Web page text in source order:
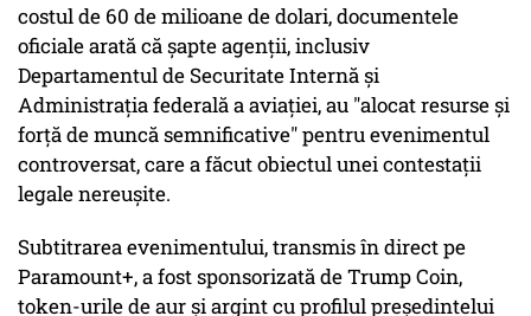
costul de 60 de milioane de dolari, documentele
oficiale arată că şapte agenţii, inclusiv
Departamentul de Securitate Internă şi
Administraţia federală a aviaţiei, au "alocat resurse şi
forţă de muncă semnificative" pentru evenimentul
controversat, care a făcut obiectul unei contestaţii
legale nereuşite.
Subtitrarea evenimentului, transmis în direct pe
Paramount+, a fost sponsorizată de Trump Coin,
token-urile de aur şi argint cu profilul preşedintelui